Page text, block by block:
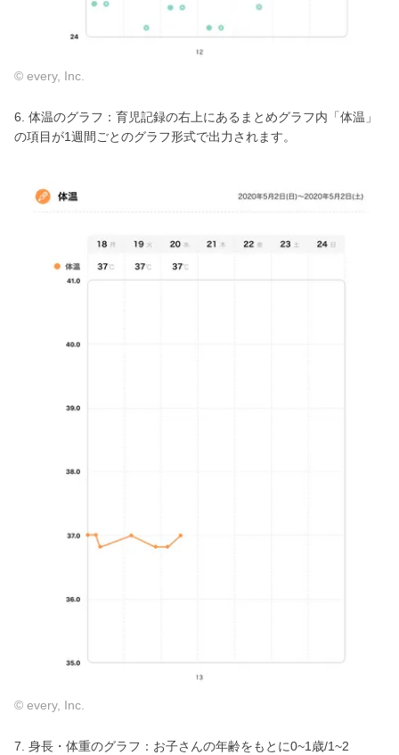
© every, Inc.
6. 体温のグラフ：育児記録の右上にあるまとめグラフ内「体温」
の項目が1週間ごとのグラフ形式で出力されます。
© every, Inc.
7. 身長・体重のグラフ：お子さんの年齢をもとに0~1歳/1~2